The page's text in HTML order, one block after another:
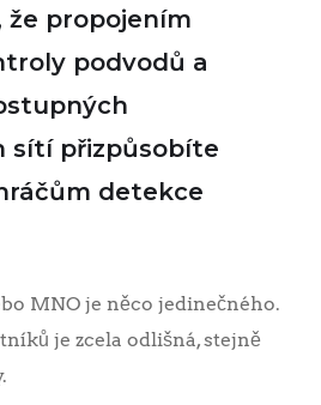
že propojením
podvodů a
sítí přizpůsobíte
detekce
MNO je něco jedinečného.
je zcela odlišná, stejně